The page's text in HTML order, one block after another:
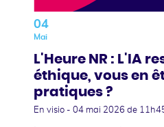
04
Mai
L'Heure NR : L'IA
éthique, vous en
pratiques ?
En visio - 04 mai 2026 de